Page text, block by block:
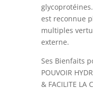
est reconnue
multiples
externe.
Ses Bienfaits
POUVOIR
& FACILITE LA